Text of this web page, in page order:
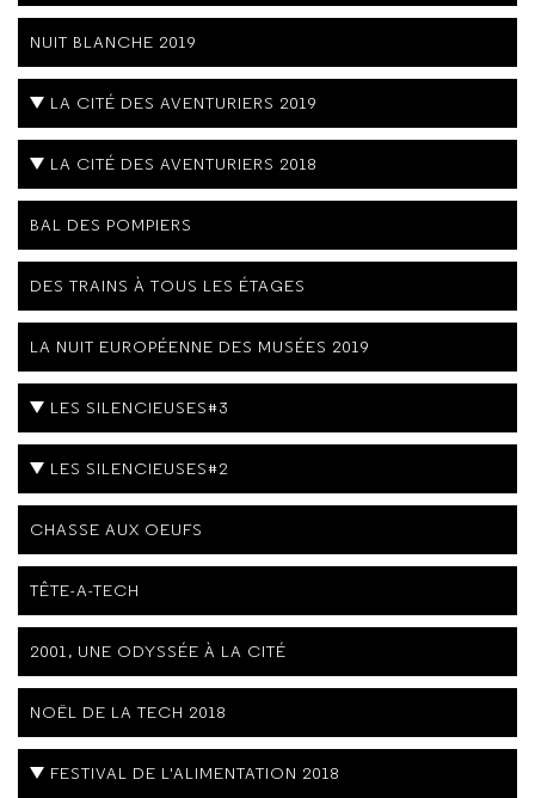
NUIT BLANCHE 2019
LA CITÉ DES AVENTURIERS 2019
LA CITÉ DES AVENTURIERS 2018
BAL DES POMPIERS
DES TRAINS À TOUS LES ÉTAGES
LA NUIT EUROPÉENNE DES MUSÉES 2019
LES SILENCIEUSES#3
LES SILENCIEUSES#2
CHASSE AUX OEUFS
TÊTE-A-TECH
2001, UNE ODYSSÉE À LA CITÉ
NOËL DE LA TECH 2018
FESTIVAL DE L'ALIMENTATION 2018